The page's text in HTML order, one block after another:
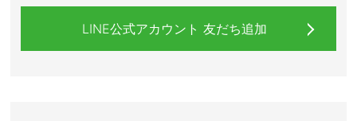
LINE公式アカウント 友だち追加